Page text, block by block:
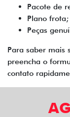
Pacote de
Plano frota;
Peças
Para saber mais
preencha o
contato